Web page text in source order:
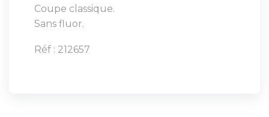
Coupe classique.
Sans fluor.
Réf : 212657